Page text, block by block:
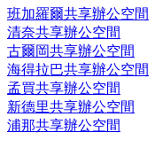
班加羅爾共享辦公空間
清奈共享辦公空間
古爾岡共享辦公空間
海得拉巴共享辦公空間
孟買共享辦公空間
新德里共享辦公空間
浦那共享辦公空間